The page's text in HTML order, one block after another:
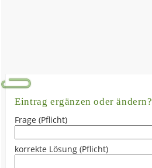
Eintrag ergänzen oder ändern?
Frage (Pflicht)
korrekte Lösung (Pflicht)